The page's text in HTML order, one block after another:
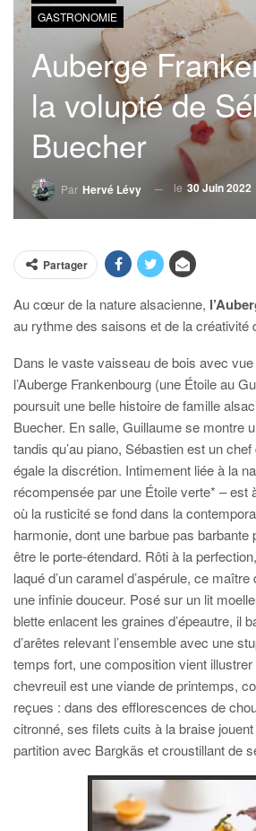
GASTRONOMIE
Auberge
la volupté de
Buecher
Par Hervé Lévy le 30 Juin 2022
Partager
Au cœur de la nature alsacienne,
au rythme des saisons et de la créativité
Dans le vaste vaisseau de bois avec
l’Auberge Frankenbourg (une Étoile au
poursuit une belle histoire de famille
Buecher. En salle, Guillaume se montre
tandis qu’au piano, Sébastien est un
égale la discrétion. Intimement liée à la
récompensée par une Étoile verte* – est
où la rusticité se fond dans la
harmonie, dont une barbue pas barbante
être le porte-étendard. Rôti à la
laqué d’un caramel d’aspérule, ce
une infinie douceur. Posé sur un lit
blette enlacent les graines d’épeautre, il
d’arêtes relevant l’ensemble avec une
temps fort, une composition vient
chevreuil est une viande de printemps,
reçues : dans des efflorescences de
citronné, ses filets cuits à la braise
partition avec Bargkäs et croustillant de